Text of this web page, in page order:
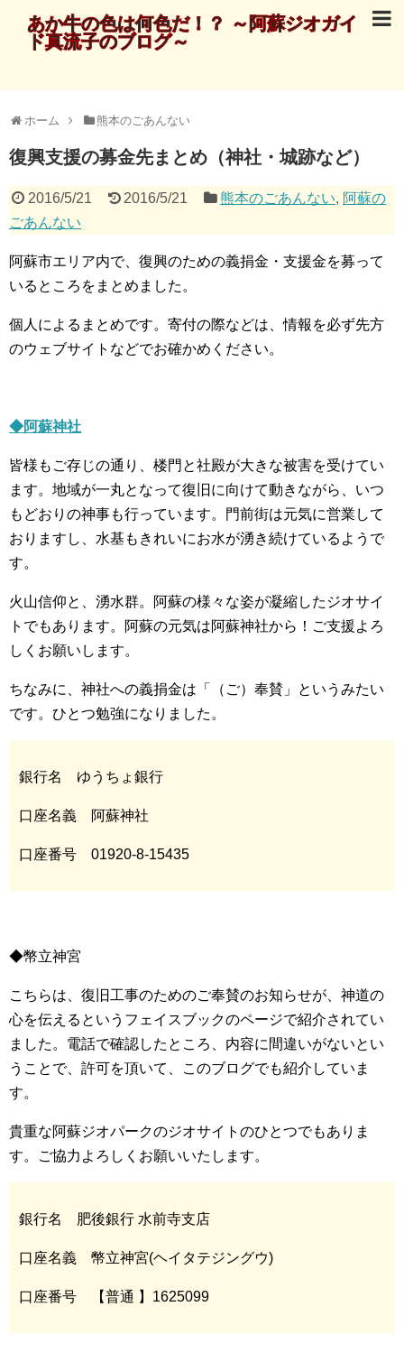
あか牛の色は何色だ！？ ～阿蘇ジオガイ
ド真流子のブログ～
ホーム 熊本のごあんない
復興支援の募金先まとめ（神社・城跡など）
2016/5/21 2016/5/21 熊本のごあんない, 阿蘇の
ごあんない
阿蘇市エリア内で、復興のための義捐金・支援金を募って
いるところをまとめました。
個人によるまとめです。寄付の際などは、情報を必ず先方
のウェブサイトなどでお確かめください。
◆阿蘇神社
皆様もご存じの通り、楼門と社殿が大きな被害を受けてい
ます。地域が一丸となって復旧に向けて動きながら、いつ
もどおりの神事も行っています。門前街は元気に営業して
おりますし、水基もきれいにお水が湧き続けているようで
す。
火山信仰と、湧水群。阿蘇の様々な姿が凝縮したジオサイ
トでもあります。阿蘇の元気は阿蘇神社から！ご支援よろ
しくお願いします。
ちなみに、神社への義捐金は「（ご）奉賛」というみたい
です。ひとつ勉強になりました。
銀行名 ゆうちょ銀行
口座名義 阿蘇神社
口座番号 01920-8-15435
◆幣立神宮
こちらは、復旧工事のためのご奉賛のお知らせが、神道の
心を伝えるというフェイスブックのページで紹介されてい
ました。電話で確認したところ、内容に間違いがないとい
うことで、許可を頂いて、このブログでも紹介していま
す。
貴重な阿蘇ジオパークのジオサイトのひとつでもありま
す。ご協力よろしくお願いいたします。
銀行名 肥後銀行 水前寺支店
口座名義 幣立神宮(ヘイタテジングウ)
口座番号 【普通 】1625099